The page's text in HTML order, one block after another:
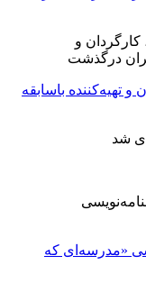
تهیه‌کننده باسابقه
«مدرسه‌ای که